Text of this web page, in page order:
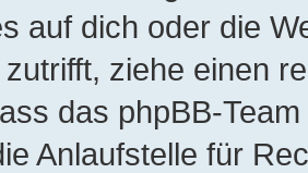
auf dich oder die
ziehe einen
das phpBB-
Anlaufstelle für